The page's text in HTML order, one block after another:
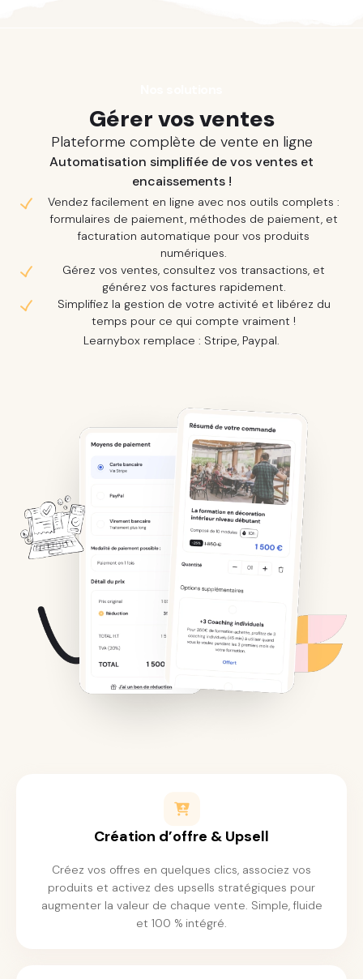
Gérer vos ventes
Plateforme complète de vente en ligne
Automatisation simplifiée de vos ventes et
encaissements !
Vendez facilement en ligne avec nos outils complets :
formulaires de paiement, méthodes de paiement, et
facturation automatique pour vos produits
numériques.
Gérez vos ventes, consultez vos transactions, et
générez vos factures rapidement.
Simplifiez la gestion de votre activité et libérez du
temps pour ce qui compte vraiment !
Learnybox remplace : Stripe, Paypal.
Création d’offre & Upsell
Créez vos offres en quelques clics, associez vos
produits et activez des upsells stratégiques pour
augmenter la valeur de chaque vente. Simple, fluide
et 100 % intégré.